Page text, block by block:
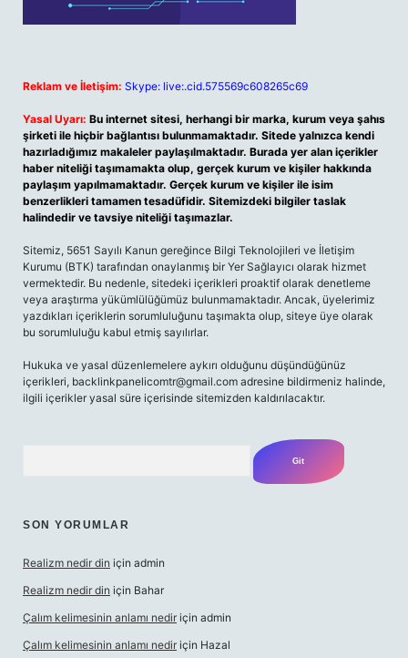
Reklam ve İletişim: Skype: live:.cid.575569c608265c69
Yasal Uyarı: Bu internet sitesi, herhangi bir marka, kurum veya şahıs
şirketi ile hiçbir bağlantısı bulunmamaktadır. Sitede yalnızca kendi
hazırladığımız makaleler paylaşılmaktadır. Burada yer alan içerikler
haber niteliği taşımamakta olup, gerçek kurum ve kişiler hakkında
paylaşım yapılmamaktadır. Gerçek kurum ve kişiler ile isim
benzerlikleri tamamen tesadüfidir. Sitemizdeki bilgiler taslak
halindedir ve tavsiye niteliği taşımazlar.
Sitemiz, 5651 Sayılı Kanun gereğince Bilgi Teknolojileri ve İletişim
Kurumu (BTK) tarafından onaylanmış bir Yer Sağlayıcı olarak hizmet
vermektedir. Bu nedenle, sitedeki içerikleri proaktif olarak denetleme
veya araştırma yükümlülüğümüz bulunmamaktadır. Ancak, üyelerimiz
yazdıkları içeriklerin sorumluluğunu taşımakta olup, siteye üye olarak
bu sorumluluğu kabul etmiş sayılırlar.
Hukuka ve yasal düzenlemelere aykırı olduğunu düşündüğünüz
içerikleri, backlinkpanelicomtr@gmail.com adresine bildirmeniz halinde,
ilgili içerikler yasal süre içerisinde sitemizden kaldırılacaktır.
SON YORUMLAR
Realizm nedir din için admin
Realizm nedir din için Bahar
Çalım kelimesinin anlamı nedir için admin
Çalım kelimesinin anlamı nedir için Hazal